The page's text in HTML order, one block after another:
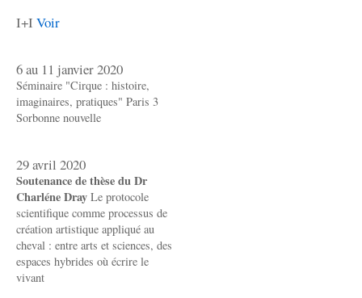
I+I Voir
6 au 11 janvier 2020
Séminaire "Cirque : histoire,
imaginaires, pratiques" Paris 3
Sorbonne nouvelle
29 avril 2020
Soutenance de thèse du Dr
Charléne Dray Le protocole
scientifique comme processus de
création artistique appliqué au
cheval : entre arts et sciences, des
espaces hybrides où écrire le
vivant